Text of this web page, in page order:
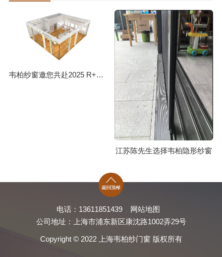
韦柏纱窗邀您共赴2025 R+T Asia亚洲门窗遮阳展
江苏陈先生选择韦柏隐形纱窗
电话：13611851439
网站地图
公司地址：上海市浦东新区康沈路1002弄29号
Copyright © 2022 上海韦柏纱门窗 版权所有